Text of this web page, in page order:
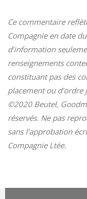
Ce commentaire
Compagnie en date
d’information
renseignements
constituant pas des
placement ou
©2020 Beutel,
réservés. Ne pas
sans l’approbation
Compagnie Ltée.